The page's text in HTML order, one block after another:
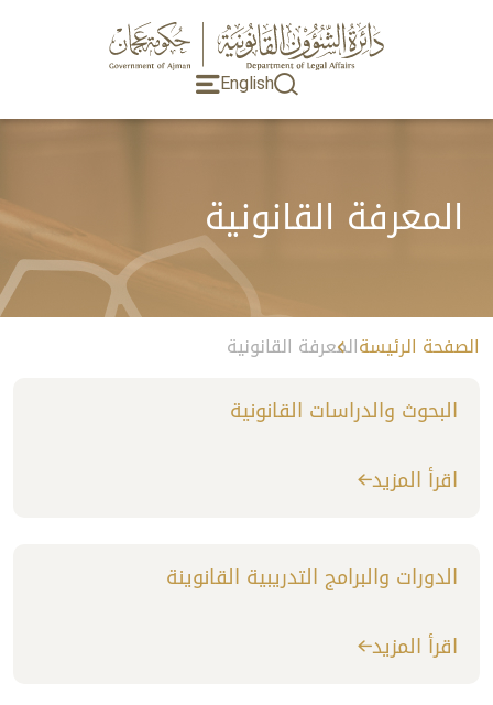
English
المعرفة القانونية
الصفحة الرئيسةالمعرفة القانونية
البحوث والدراسات القانونية
اقرأ المزيد
الدورات والبرامج التدريبية القانوينة
اقرأ المزيد